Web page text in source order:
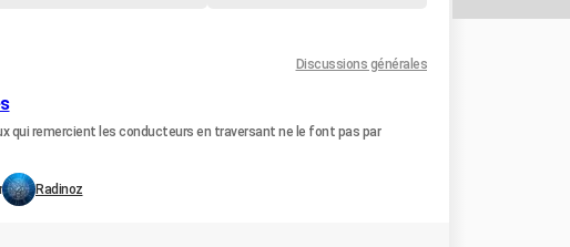
Discussions générales
qui remercient les conducteurs en traversant ne le font pas par
Radinoz